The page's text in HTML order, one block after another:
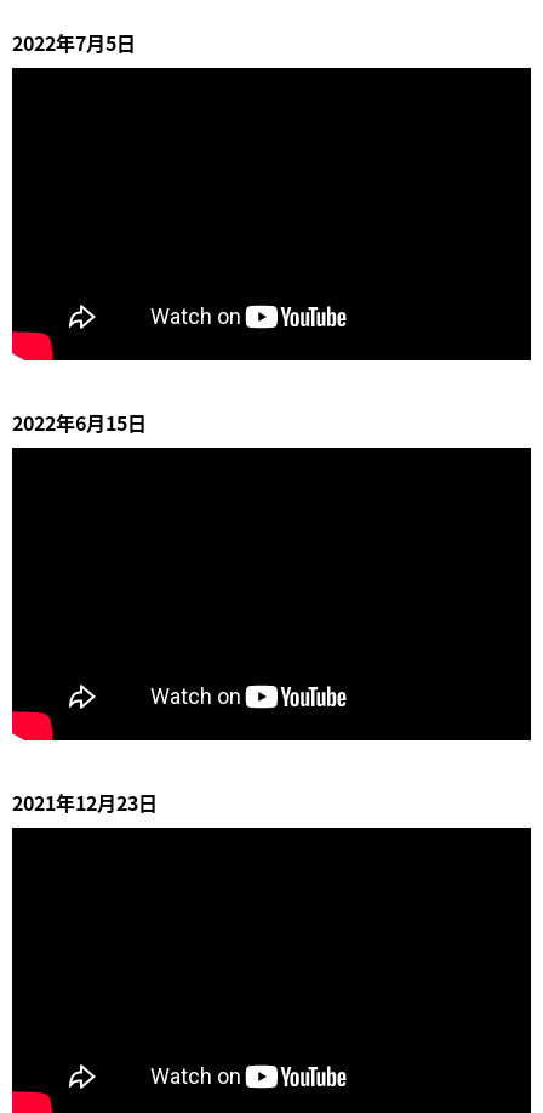
2022年7月5日
2022年6月15日
2021年12月23日